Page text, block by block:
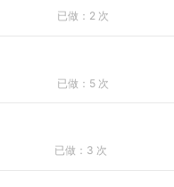
已做：2 次
已做：5 次
已做：3 次